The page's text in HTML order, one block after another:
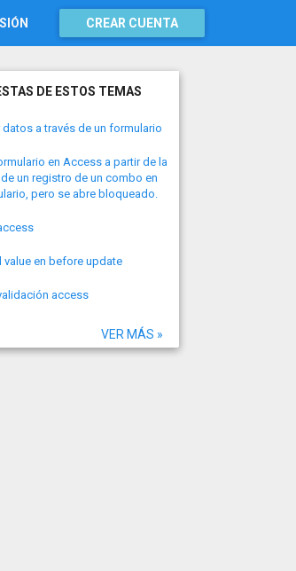
CREAR CUENTA
DE ESTOS TEMAS
a través de un formulario
en Access a partir de la
un registro de un combo en
pero se abre bloqueado.
value en before update
access
VER MÁS »